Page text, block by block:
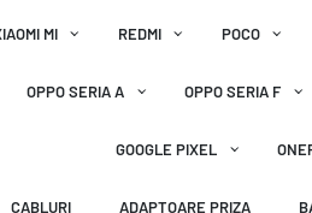
MI REDMI POCO
OPPO SERIA A OPPO SERIA F
GOOGLE PIXEL
CABLURI ADAPTOARE PRIZA